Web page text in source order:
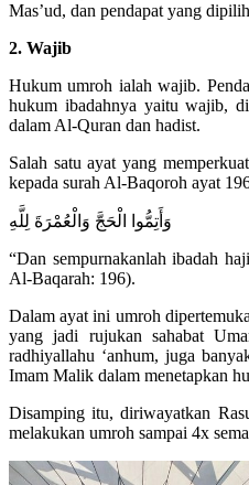
Mas’ud, dan pendapat yang
2. Wajib
Hukum umroh ialah wajib.
hukum ibadahnya yaitu wajib,
dalam Al-Quran dan hadist.
Salah satu ayat yang
kepada surah Al-Baqoroh ayat
وَأَتِمُّوا الْحَجَّ وَالْعُمْرَةَ لِلَّهِ
“Dan sempurnakanlah ibadah
Al-Baqarah: 196).
Dalam ayat ini umroh
yang jadi rujukan sahabat
radhiyallahu ‘anhum, juga
Imam Malik dalam menetapkan
Disamping itu, diriwayatkan
melakukan umroh sampai 4x